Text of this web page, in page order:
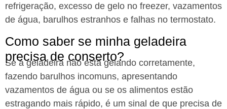
refrigeração, excesso de gelo no freezer, vazamentos
de água, barulhos estranhos e falhas no termostato.
Como saber se minha geladeira
precisa de conserto?​
Se a geladeira não está gelando corretamente,
fazendo barulhos incomuns, apresentando
vazamentos de água ou se os alimentos estão
estragando mais rápido, é um sinal de que precisa de